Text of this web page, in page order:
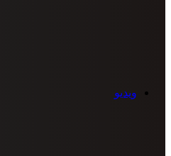
ویدیو